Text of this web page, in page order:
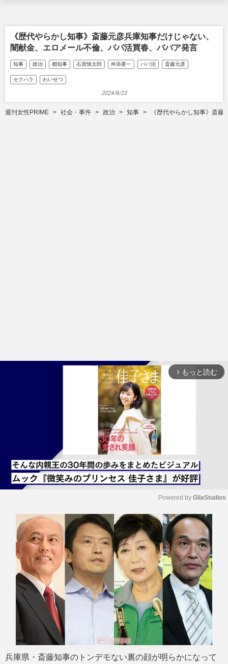
《歴代やらかし知事》斎藤元彦兵庫知事だけじゃない、
闇献金、エロメール不倫、パパ活買春、ババア発言
知事 政治 都知事 石原慎太郎 舛添要一 パパ活 斎藤元彦
セクハラ わいせつ
2024/8/23
週刊女性PRIME 社会・事件 政治 知事 《歴代やらかし知事》斎
arrow_forward_ios もっと読む
M
u
t
e
Powered by GliaStudios
兵庫県・斎藤知事のトンデモない裏の顔が明らかになって